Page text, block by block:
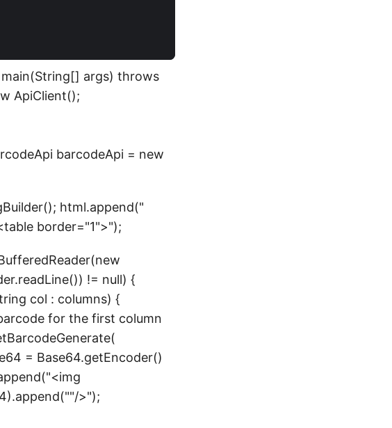
args) throws
ApiClient();
barcodeApi = new
html.append("
border="1">");
!= null) {
col : columns) {
for the first column
= Base64.getEncoder()
<img
>");